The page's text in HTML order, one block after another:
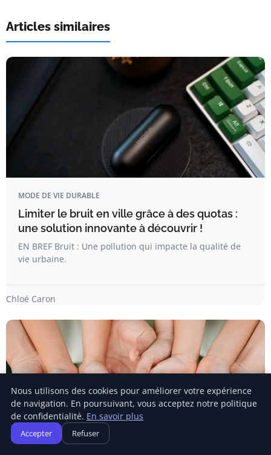
Articles similaires
MODE DE VIE DURABLE
Limiter le bruit en ville grâce à des quotas :
une solution innovante à découvrir !
EN BREF Bruit : Une pollution qui impacte la qualité de
vie urbaine.
Chloé Caron
Nous utilisons des cookies pour améliorer votre expérience
de navigation. En poursuivant, vous acceptez notre politique
de confidentialité. En savoir plus
Accepter Refuser